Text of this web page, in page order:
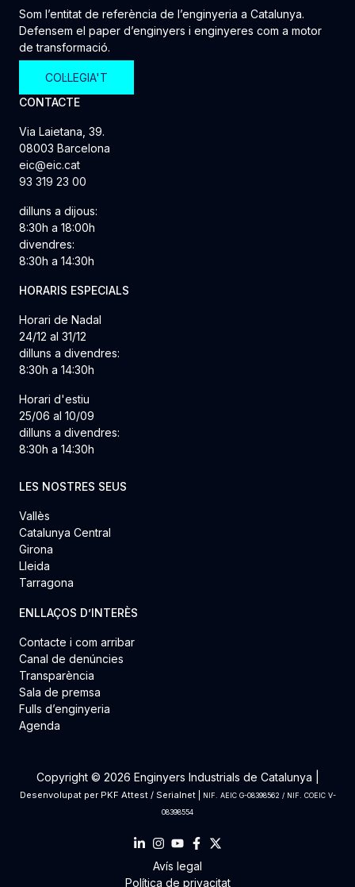
Som l’entitat de referència de l’enginyeria a Catalunya.
Defensem el paper d’enginyers i enginyeres com a motor
de transformació.
COL·LEGIA'T
CONTACTE
Via Laietana, 39.
08003 Barcelona
eic@eic.cat
93 319 23 00
dilluns a dijous:
8:30h a 18:00h
divendres:
8:30h a 14:30h
HORARIS ESPECIALS
Horari de Nadal
24/12 al 31/12
dilluns a divendres:
8:30h a 14:30h
Horari d'estiu
25/06 al 10/09
dilluns a divendres:
8:30h a 14:30h
LES NOSTRES SEUS
Vallès
Catalunya Central
Girona
Lleida
Tarragona
ENLLAÇOS D’INTERÈS
Contacte i com arribar
Canal de denúncies
Transparència
Sala de premsa
Fulls d’enginyeria
Agenda
Copyright © 2026 Enginyers Industrials de Catalunya |
Desenvolupat per PKF Attest/ Serialnet|
NIF. AEIC G-08398562 / NIF. COEIC V-
08398554
Avís legal
Política de privacitat